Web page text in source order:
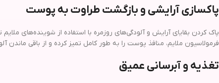
پاکسازی آرایشی و بازگشت طراوت به پوست
پاک کردن بقایای آرایش و آلودگی‌های روزمره با استفاده از شوینده‌های
فرمولاسیون ملایم، منافذ پوست را به طور کامل تمیز کرده و از باقی ماندن
تغذیه و آبرسانی عمیق